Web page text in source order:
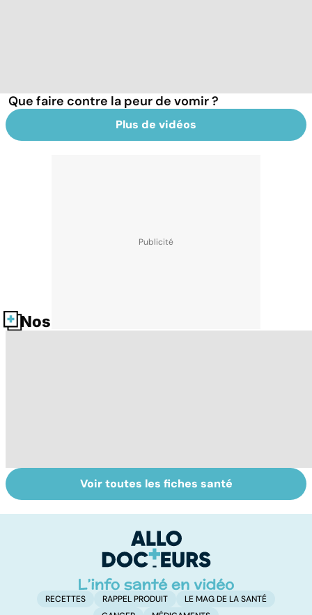
Que faire contre la peur de vomir ?
Plus de vidéos
Nos fiches santé
Faire du sport à
domicile, c'est
Don de gamètes :
le pour et le
levée de
l'anonymat
Voir toutes les fiches santé
RECETTES RAPPEL PRODUIT
LE MAG DE LA SANTÉ